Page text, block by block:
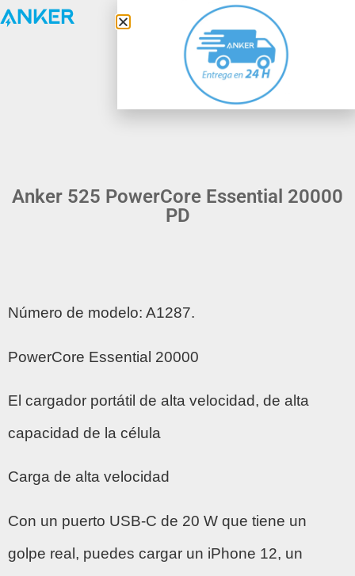
Anker 525 PowerCore Essential 20000
PD
Número de modelo: A1287.
PowerCore Essential 20000
El cargador portátil de alta velocidad, de alta
capacidad de la célula
Carga de alta velocidad
Con un puerto USB-C de 20 W que tiene un
golpe real, puedes cargar un iPhone 12, un